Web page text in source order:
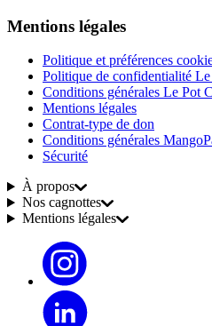
Mentions légales
Politique et préférences
Politique de confidentialité
Conditions générales Le Pot
Mentions légales
Contrat-type de don
Conditions générales
Sécurité
À propos
Nos cagnottes
Mentions légales